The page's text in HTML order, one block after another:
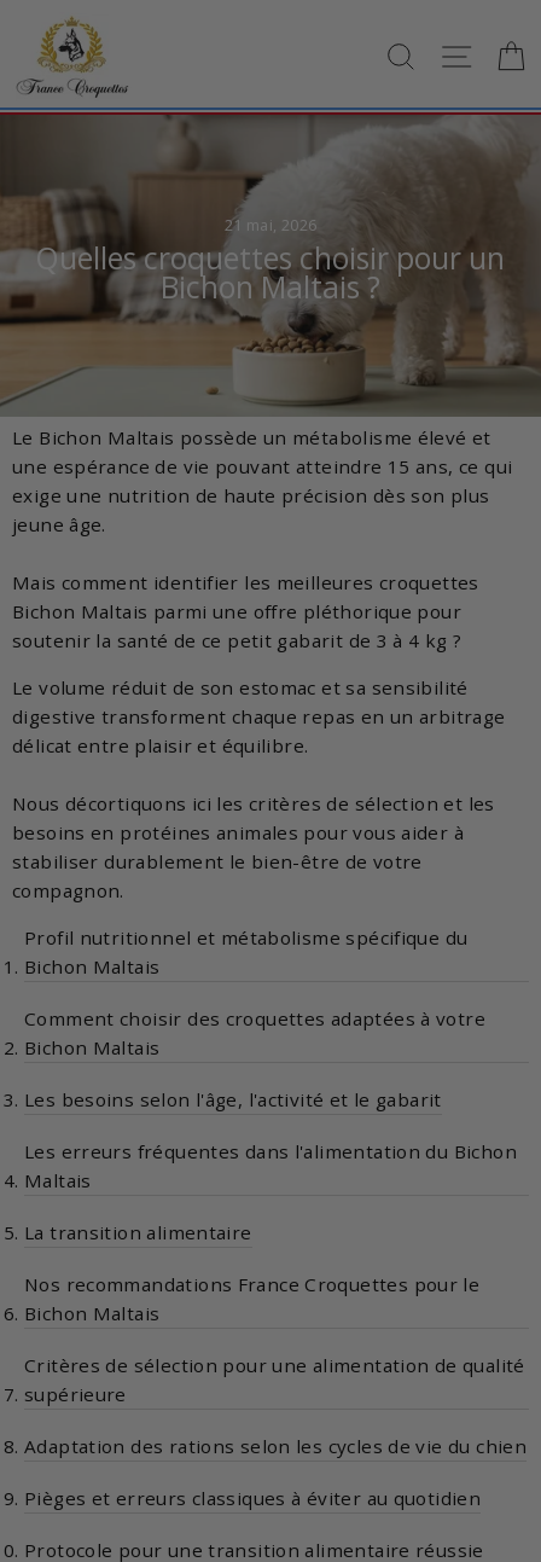
contenu
21 mai, 2026
Quelles croquettes choisir pour un
Bichon Maltais ?
Le Bichon Maltais possède un métabolisme élevé et
une espérance de vie pouvant atteindre 15 ans, ce qui
exige une nutrition de haute précision dès son plus
jeune âge.
Mais comment identifier les meilleures croquettes
Bichon Maltais parmi une offre pléthorique pour
soutenir la santé de ce petit gabarit de 3 à 4 kg ?
Le volume réduit de son estomac et sa sensibilité
digestive transforment chaque repas en un arbitrage
délicat entre plaisir et équilibre.
Nous décortiquons ici les critères de sélection et les
besoins en protéines animales pour vous aider à
stabiliser durablement le bien-être de votre
compagnon.
Profil nutritionnel et métabolisme spécifique du
Bichon Maltais
Comment choisir des croquettes adaptées à votre
Bichon Maltais
Les besoins selon l'âge, l'activité et le gabarit
Les erreurs fréquentes dans l'alimentation du Bichon
Maltais
La transition alimentaire
Nos recommandations France Croquettes pour le
Bichon Maltais
Critères de sélection pour une alimentation de qualité
supérieure
Adaptation des rations selon les cycles de vie du chien
Pièges et erreurs classiques à éviter au quotidien
Protocole pour une transition alimentaire réussie